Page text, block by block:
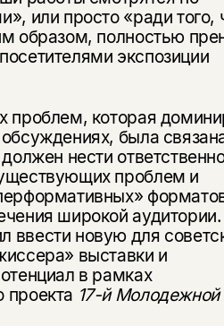
или просто «ради того,
образом, полностью
экспозиции
проблем, которая
была
нести
проблем и
широкой аудитории.
ввести новую для
выставки и
в рамках
проекта 17-й Молодежной